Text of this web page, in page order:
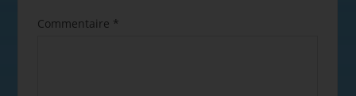
Commentaire *